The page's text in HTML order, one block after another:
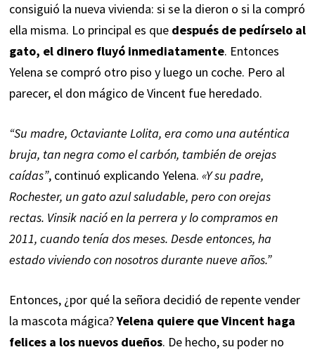
consiguió la nueva vivienda: si se la dieron o si la compró
ella misma. Lo principal es que después de pedírselo al
gato, el dinero fluyó inmediatamente. Entonces
Yelena se compró otro piso y luego un coche. Pero al
parecer, el don mágico de Vincent fue heredado.
“Su madre, Octaviante Lolita, era como una auténtica
bruja, tan negra como el carbón, también de orejas
caídas”, continuó explicando Yelena. «Y su padre,
Rochester, un gato azul saludable, pero con orejas
rectas. Vinsik nació en la perrera y lo compramos en
2011, cuando tenía dos meses. Desde entonces, ha
estado viviendo con nosotros durante nueve años.”
Entonces, ¿por qué la señora decidió de repente vender
la mascota mágica?Yelena quiere que Vincent haga
felices a los nuevos dueños. De hecho, su poder no